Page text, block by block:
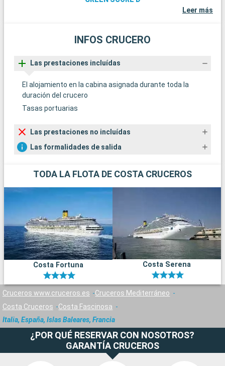
Leer más
INFOS CRUCERO
Las prestaciones incluídas
El alojamiento en la cabina asignada durante toda la
duración del crucero
Tasas portuarias
Las prestaciones no incluídas
Las formalidades de salida
TODA LA FLOTA DE COSTA CRUCEROS
Costa Fortuna Costa Serena
Cruceros www.cruceros.es
Cruceros Mediterráneo
Costa Cruceros
Costa Fascinosa
Italia, España, Islas Baleares, Francia
¿POR QUÉ RESERVAR CON NOSOTROS?
GARANTÍA CRUCEROS